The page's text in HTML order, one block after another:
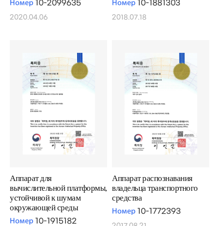
Номер 10-2099635
2020.04.06
Номер 10-1881303
2018.07.18
Аппарат для
вычислительной платформы,
устойчивой к шумам
окружающей среды
Номер 10-1915182
Аппарат распознавания
владельца транспортного
средства
Номер 10-1772393